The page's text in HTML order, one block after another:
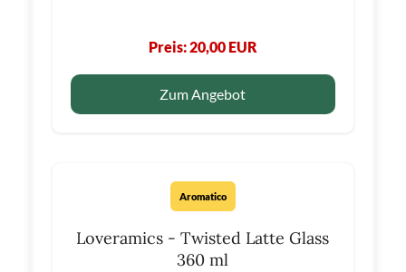
Preis: 20,00 EUR
Zum Angebot
Aromatico
Loveramics - Twisted Latte Glass
360 ml